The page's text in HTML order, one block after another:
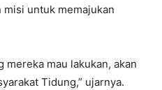
untuk memajukan
mereka mau lakukan, akan
Tidung,” ujarnya.